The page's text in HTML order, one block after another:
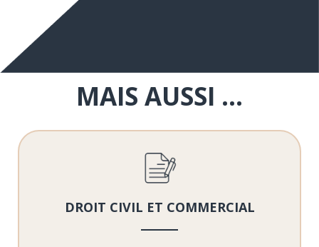
MAIS AUSSI ...
DROIT CIVIL ET COMMERCIAL